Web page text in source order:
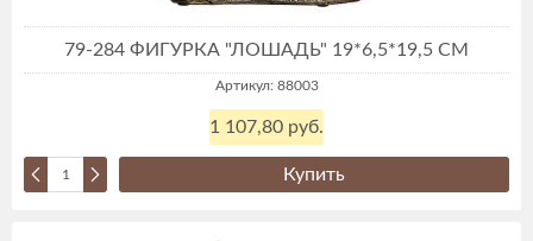
79-284 ФИГУРКА "ЛОШАДЬ" 19*6,5*19,5 СМ
Артикул: 88003
1 107,80 руб.
Купить